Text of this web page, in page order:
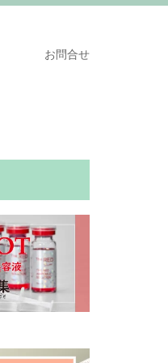
お問合せ